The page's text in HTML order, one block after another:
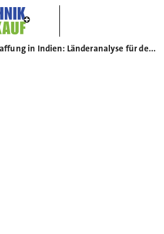
Beschaffung in Indien: Länderanalyse für den Einkauf